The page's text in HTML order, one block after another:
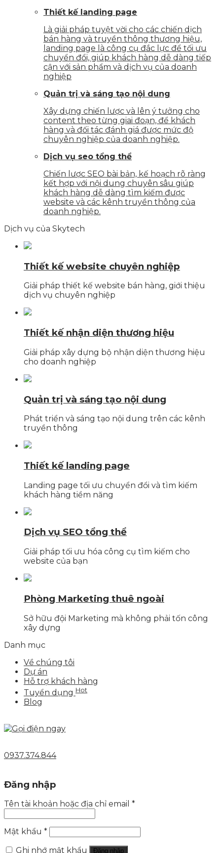
Thiết kế landing page
Là giải pháp tuyệt vời cho các chiến dịch
bán hàng và truyền thông thương hiệu,
landing page là công cụ đắc lực để tối ưu
chuyển đổi, giúp khách hàng dễ dàng tiếp
cận với sản phẩm và dịch vụ của doanh
nghiệp
Quản trị và sáng tạo nội dung
Xây dựng chiến lược và lên ý tưởng cho
content theo từng giai đoạn, để khách
hàng và đối tác đánh giá được mức độ
chuyên nghiệp của doanh nghiệp.
Dịch vụ seo tổng thể
Chiến lược SEO bài bản, kế hoạch rõ ràng
kết hợp với nội dung chuyên sâu giúp
khách hàng dễ dàng tìm kiếm được
website và các kênh truyền thông của
doanh nghiệp.
Dịch vụ của Skytech
Thiết kế website chuyên nghiệp
Giải pháp thiết kế website bán hàng, giới thiệu
dịch vụ chuyên nghiệp
Thiết kế nhận diện thương hiệu
Giải pháp xây dựng bộ nhận diện thương hiệu
cho doanh nghiệp
Quản trị và sáng tạo nội dung
Phát triển và sáng tạo nội dung trên các kênh
truyền thông
Thiết kế landing page
Landing page tối ưu chuyển đổi và tìm kiếm
khách hàng tiềm năng
Dịch vụ SEO tổng thể
Giải pháp tối ưu hóa công cụ tìm kiếm cho
website của bạn
Phòng Marketing thuê ngoài
Sở hữu đội Marketing mà không phải tốn công
xây dựng
Danh mục
Về chúng tôi
Dự án
Hỗ trợ khách hàng
Tuyển dụng Hot
Blog
0937.374.844
Đăng nhập
Tên tài khoản hoặc địa chỉ email *
Mật khẩu *
Ghi nhớ mật khẩu
Đăng nhập